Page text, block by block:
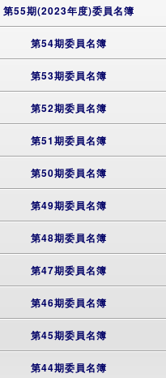
第55期(2023年度)委員名簿
第54期委員名簿
第53期委員名簿
第52期委員名簿
第51期委員名簿
第50期委員名簿
第49期委員名簿
第48期委員名簿
第47期委員名簿
第46期委員名簿
第45期委員名簿
第44期委員名簿